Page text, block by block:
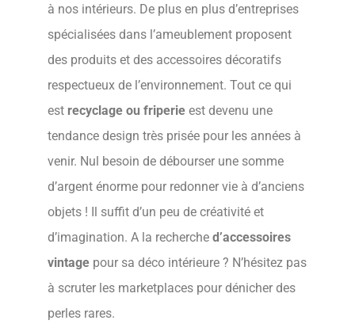
à nos intérieurs. De plus en plus d’entreprises
spécialisées dans l’ameublement proposent
des produits et des accessoires décoratifs
respectueux de l’environnement. Tout ce qui
est recyclage ou friperie est devenu une
tendance design très prisée pour les années à
venir. Nul besoin de débourser une somme
d’argent énorme pour redonner vie à d’anciens
objets ! Il suffit d’un peu de créativité et
d’imagination. A la recherche d’accessoires
vintage pour sa déco intérieure ? N’hésitez pas
à scruter les marketplaces pour dénicher des
perles rares.